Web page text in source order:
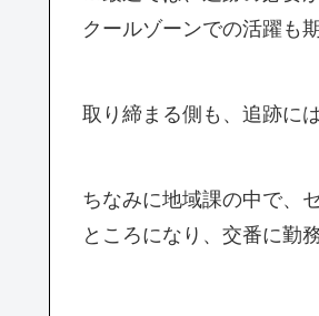
クールゾーンでの活躍も
取り締まる側も、追跡に
ちなみに地域課の中で、
ところになり、交番に勤